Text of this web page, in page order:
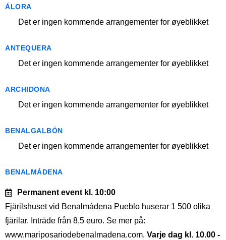
ÁLORA
Det er ingen kommende arrangementer for øyeblikket
ANTEQUERA
Det er ingen kommende arrangementer for øyeblikket
ARCHIDONA
Det er ingen kommende arrangementer for øyeblikket
BENALGALBÓN
Det er ingen kommende arrangementer for øyeblikket
BENALMÁDENA
Permanent event kl. 10:00
Fjärilshuset vid Benalmádena Pueblo huserar 1 500 olika
fjärilar. Inträde från 8,5 euro. Se mer på:
www.mariposariodebenalmadena.com. Varje dag kl. 10.00 -